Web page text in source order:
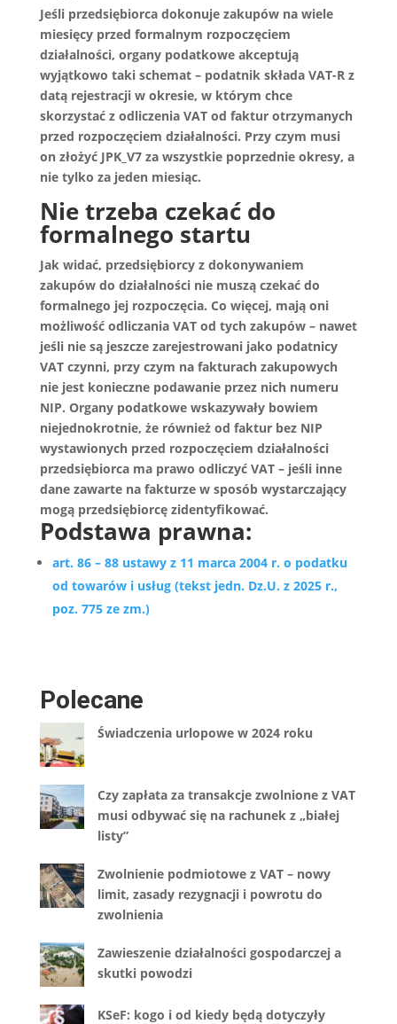
Jeśli przedsiębiorca dokonuje zakupów na wiele
miesięcy przed formalnym rozpoczęciem
działalności, organy podatkowe akceptują
wyjątkowo taki schemat – podatnik składa VAT-R z
datą rejestracji w okresie, w którym chce
skorzystać z odliczenia VAT od faktur otrzymanych
przed rozpoczęciem działalności. Przy czym musi
on złożyć JPK_V7 za wszystkie poprzednie okresy, a
nie tylko za jeden miesiąc.
Nie trzeba czekać do
formalnego startu
Jak widać, przedsiębiorcy z dokonywaniem
zakupów do działalności nie muszą czekać do
formalnego jej rozpoczęcia. Co więcej, mają oni
możliwość odliczania VAT od tych zakupów – nawet
jeśli nie są jeszcze zarejestrowani jako podatnicy
VAT czynni, przy czym na fakturach zakupowych
nie jest konieczne podawanie przez nich numeru
NIP. Organy podatkowe wskazywały bowiem
niejednokrotnie, że również od faktur bez NIP
wystawionych przed rozpoczęciem działalności
przedsiębiorca ma prawo odliczyć VAT – jeśli inne
dane zawarte na fakturze w sposób wystarczający
mogą przedsiębiorcę zidentyfikować.
Podstawa prawna:
art. 86 – 88 ustawy z 11 marca 2004 r. o podatku
od towarów i usług (tekst jedn. Dz.U. z 2025 r.,
poz. 775 ze zm.)
Polecane
Świadczenia urlopowe w 2024 roku
Czy zapłata za transakcje zwolnione z VAT
musi odbywać się na rachunek z „białej
listy”
Zwolnienie podmiotowe z VAT – nowy
limit, zasady rezygnacji i powrotu do
zwolnienia
Zawieszenie działalności gospodarczej a
skutki powodzi
KSeF: kogo i od kiedy będą dotyczyły